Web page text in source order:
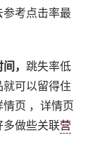
参考点击率最
， 跳失率低
就可以留得住
页 ，详情页
多做些关联营